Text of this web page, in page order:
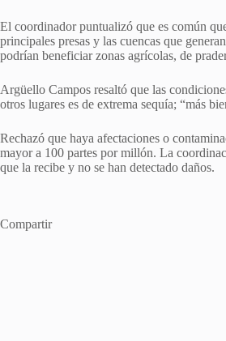
El coordinador puntualizó que es común
principales presas y las cuencas que
podrían beneficiar zonas agrícolas, de
Argüello Campos resaltó que las
otros lugares es de extrema sequía; “más
Rechazó que haya afectaciones o
mayor a 100 partes por millón. La
que la recibe y no se han detectado daños.
Compartir